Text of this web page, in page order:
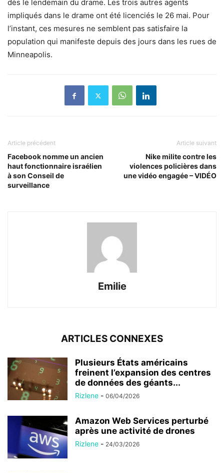
dès le lendemain du drame. Les trois autres agents
impliqués dans le drame ont été licenciés le 26 mai. Pour
l’instant, ces mesures ne semblent pas satisfaire la
population qui manifeste depuis des jours dans les rues de
Minneapolis.
Article précédent
Facebook nomme un ancien
haut fonctionnaire israélien
à son Conseil de
surveillance
Article suivant
Nike milite contre les
violences policières dans
une vidéo engagée – VIDÉO
Emilie
ARTICLES CONNEXES
Plusieurs États américains
freinent l’expansion des centres
de données des géants...
Rizlene - 06/04/2026
Amazon Web Services perturbé
après une activité de drones
Rizlene - 24/03/2026